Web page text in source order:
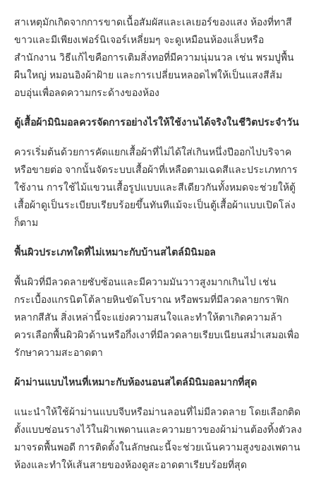
สาเหตุมักเกิดจากการขาดเนื้อสัมผัสและเลเยอร์ของแสง ห้องที่ทาสี
ขาวและมีเพียงเฟอร์นิเจอร์เหลี่ยมๆ จะดูเหมือนห้องแล็บหรือ
สำนักงาน วิธีแก้ไขคือการเติมสิ่งทอที่มีความนุ่มนวล เช่น พรมปูพื้น
ผืนใหญ่ หมอนอิงผ้าฝ้าย และการเปลี่ยนหลอดไฟให้เป็นแสงสีส้ม
อบอุ่นเพื่อลดความกระด้างของห้อง
ตู้เสื้อผ้ามินิมอลควรจัดการอย่างไรให้ใช้งานได้จริงในชีวิตประจำวัน
ควรเริ่มต้นด้วยการคัดแยกเสื้อผ้าที่ไม่ได้ใส่เกินหนึ่งปีออกไปบริจาค
หรือขายต่อ จากนั้นจัดระบบเสื้อผ้าที่เหลือตามเฉดสีและประเภทการ
ใช้งาน การใช้ไม้แขวนเสื้อรูปแบบและสีเดียวกันทั้งหมดจะช่วยให้ตู้
เสื้อผ้าดูเป็นระเบียบเรียบร้อยขึ้นทันทีแม้จะเป็นตู้เสื้อผ้าแบบเปิดโล่ง
ก็ตาม
พื้นผิวประเภทใดที่ไม่เหมาะกับบ้านสไตล์มินิมอล
พื้นผิวที่มีลวดลายซับซ้อนและมีความมันวาวสูงมากเกินไป เช่น
กระเบื้องแกรนิตโต้ลายหินขัดโบราณ หรือพรมที่มีลวดลายกราฟิก
หลากสีสัน สิ่งเหล่านี้จะแย่งความสนใจและทำให้ตาเกิดความล้า
ควรเลือกพื้นผิวผิวด้านหรือกึ่งเงาที่มีลวดลายเรียบเนียนสม่ำเสมอเพื่อ
รักษาความสะอาดตา
ผ้าม่านแบบไหนที่เหมาะกับห้องนอนสไตล์มินิมอลมากที่สุด
แนะนำให้ใช้ผ้าม่านแบบจีบหรือม่านลอนที่ไม่มีลวดลาย โดยเลือกติด
ตั้งแบบซ่อนรางไว้ในฝ้าเพดานและความยาวของผ้าม่านต้องทิ้งตัวลง
มาจรดพื้นพอดี การติดตั้งในลักษณะนี้จะช่วยเน้นความสูงของเพดาน
ห้องและทำให้เส้นสายของห้องดูสะอาดตาเรียบร้อยที่สุด